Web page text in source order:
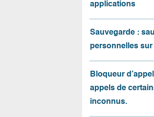
applications
Sauvegarde :
personnelles sur
Bloqueur
appels de
inconnus.